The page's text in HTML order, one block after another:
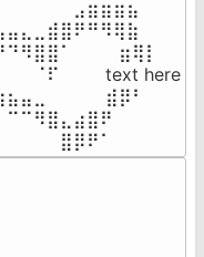
⠀⣶⢿⡇
text here
⠀⣾⡿⠃⠀